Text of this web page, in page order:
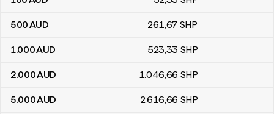
500AUD 261,67 SHP
1.000AUD 523,33 SHP
2.000AUD 1.046,66 SHP
5.000AUD 2.616,66 SHP